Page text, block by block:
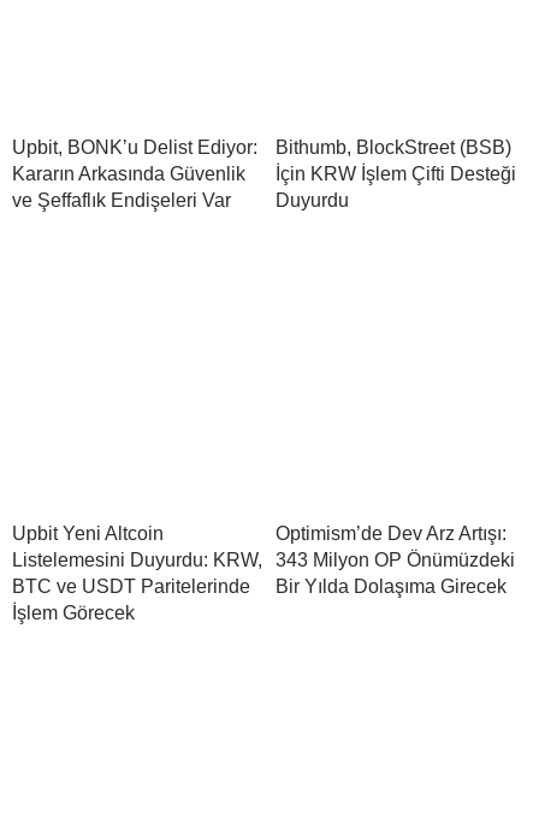
Upbit, BONK’u Delist Ediyor:
Kararın Arkasında Güvenlik
ve Şeffaflık Endişeleri Var
Bithumb, BlockStreet (BSB)
İçin KRW İşlem Çifti Desteği
Duyurdu
Upbit Yeni Altcoin
Listelemesini Duyurdu: KRW,
BTC ve USDT Paritelerinde
İşlem Görecek
Optimism’de Dev Arz Artışı:
343 Milyon OP Önümüzdeki
Bir Yılda Dolaşıma Girecek